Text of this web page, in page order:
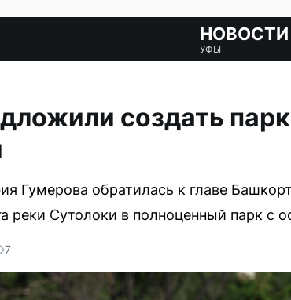
НОВОСТИ
УФЫ
создать
Гумерова обратилась к главе
реки Сутолоки в полноценный парк с
7